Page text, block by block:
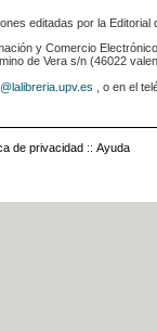
editadas por la Editorial
y Comercio
de Vera s/n (46022
, o en el
de privacidad :: Ayuda